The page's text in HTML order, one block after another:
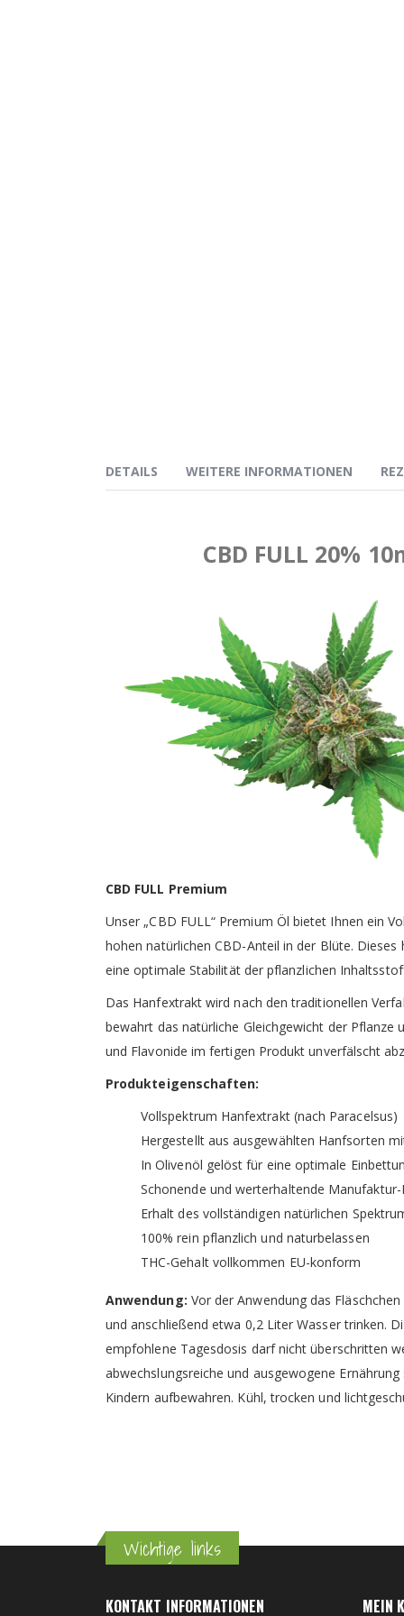
DETAILS
CBD FULL 20%
CBD FULL Premium
Unser „CBD FULL“ Premium Öl bietet Ihnen ein
hohen natürlichen CBD-Anteil in der Blüte.
eine optimale Stabilität der pflanzlichen
Das Hanfextrakt wird nach den traditionellen
bewahrt das natürliche Gleichgewicht der Pflanze
und Flavonide im fertigen Produkt unverfälscht
Produkteigenschaften:
Vollspektrum Hanfextrakt (nach Paracelsus)
Hergestellt aus ausgewählten Hanfsorten
In Olivenöl gelöst für eine optimale
Schonende und werterhaltende
Erhalt des vollständigen natürlichen
100% rein pflanzlich und naturbelassen
THC-Gehalt vollkommen EU-konform
Anwendung: Vor der Anwendung das
und anschließend etwa 0,2 Liter Wasser trinken.
empfohlene Tagesdosis darf nicht überschritten
abwechslungsreiche und ausgewogene
Kindern aufbewahren. Kühl, trocken und
WEITERE INFORMATIONEN
Wichtige links
KONTAKT INFORMATIONEN MEIN